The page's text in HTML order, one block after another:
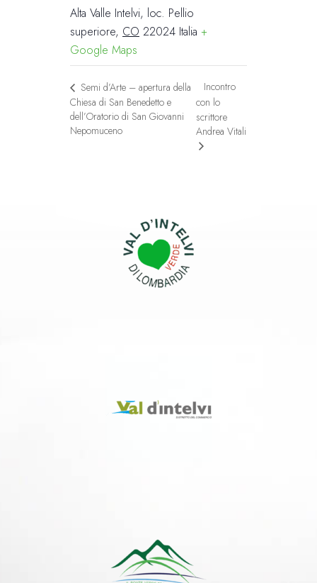
Alta Valle Intelvi, loc. Pellio
superiore, CO 22024 Italia +
Google Maps
Semi d’Arte – apertura della
Chiesa di San Benedetto e
dell’Oratorio di San Giovanni
Nepomuceno
Incontro
con lo
scrittore
Andrea Vitali